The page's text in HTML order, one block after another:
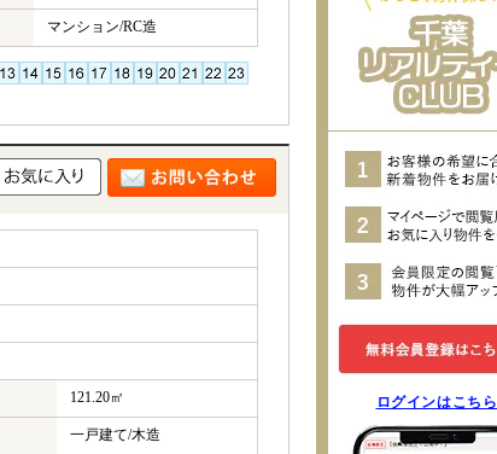
マンション/RC造
121.20㎡
一戸建て/木造
ログインはこちら